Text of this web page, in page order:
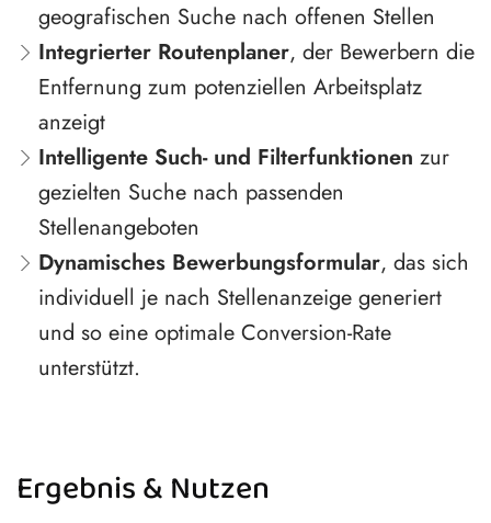
geografischen Suche nach offenen Stellen
Integrierter Routenplaner, der Bewerbern die
Entfernung zum potenziellen Arbeitsplatz
anzeigt
Intelligente Such- und Filterfunktionen zur
gezielten Suche nach passenden
Stellenangeboten
Dynamisches Bewerbungsformular, das sich
individuell je nach Stellenanzeige generiert
und so eine optimale Conversion-Rate
unterstützt.
Ergebnis & Nutzen